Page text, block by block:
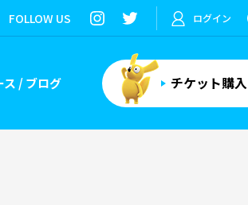
FOLLOW US ログイン
ス / ブログ チケット購入